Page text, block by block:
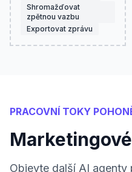
Shromažďovat
zpětnou vazbu
Exportovat zprávu
PRACOVNÍ TOKY
Objevte další AI